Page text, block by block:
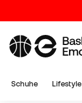
Schuhe Lifestyle